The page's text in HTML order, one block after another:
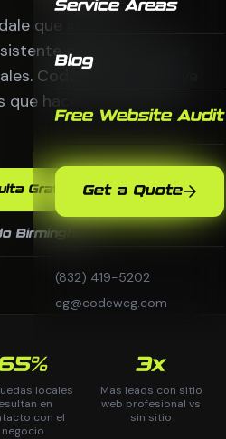
Service Areas
Blog
Free Website Audit
Get a Quote
(832) 419-5202
cg@codewcg.com
que invierten en
generan 3 veces
CodeWCG construye
hacen posible ese
Gratis
Birmingham
locales
en
con el
negocio
3x
Mas leads con sitio
web profesional vs
sin sitio